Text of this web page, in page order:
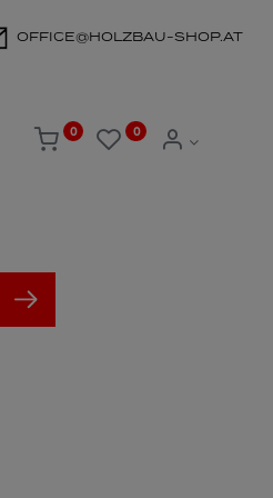
OFFICE@HOLZBAU-SHOP.AT
0 0